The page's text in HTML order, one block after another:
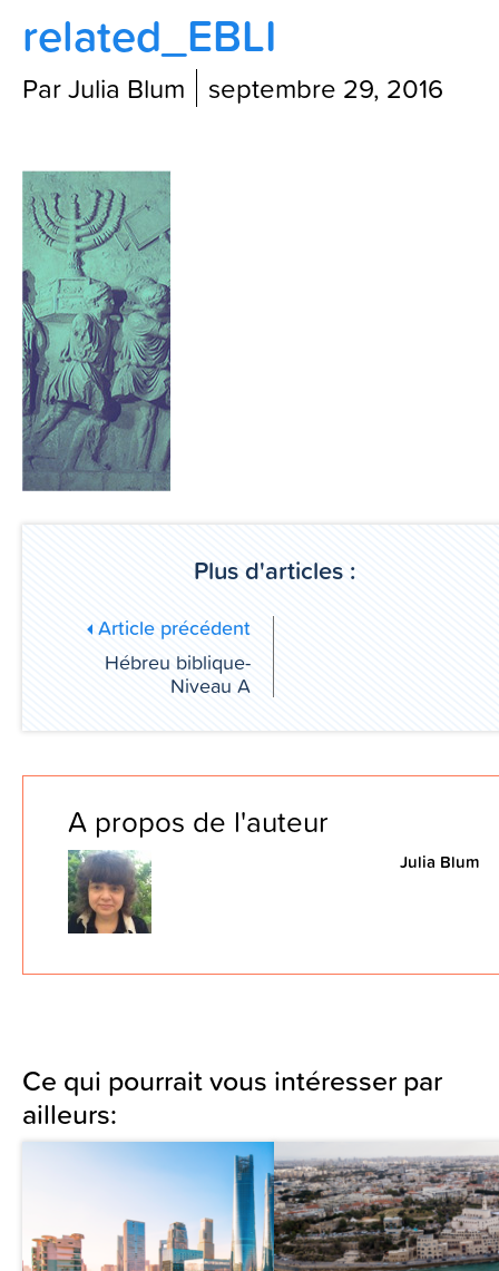
Contactez-nous
Blog
related_EBLI
Par Julia Blum septembre 29, 2016
Plus d'articles :
Article précédent
Hébreu biblique-
Niveau A
A propos de l'auteur
Julia Blum
Ce qui pourrait vous intéresser par
ailleurs: